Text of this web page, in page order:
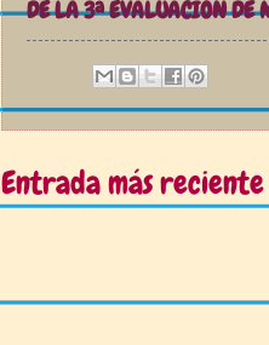
DE LA 3ª EVALUACIÓN DE
Entrada más reciente